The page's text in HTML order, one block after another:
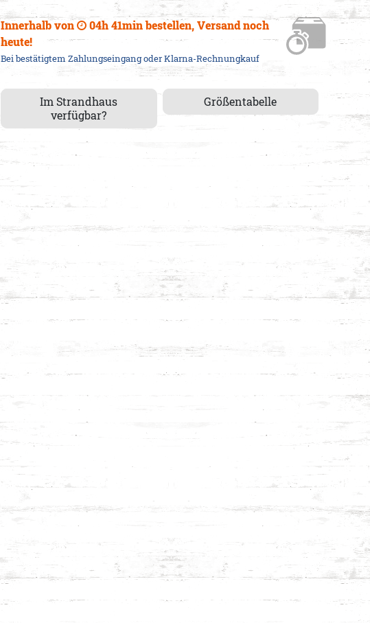
Innerhalb von 04h 41minbestellen, Versandnoch
heute!
Bei bestätigtem Zahlungseingang oder Klarna-Rechnungkauf
Im Strandhaus
verfügbar?
Größentabelle